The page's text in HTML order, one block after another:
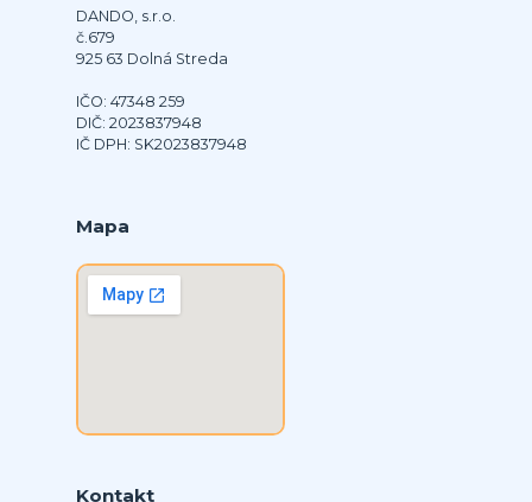
DANDO, s.r.o.
č.679
925 63 Dolná Streda
IČO: 47348 259
DIČ: 2023837948
IČ DPH: SK2023837948
Mapa
Kontakt